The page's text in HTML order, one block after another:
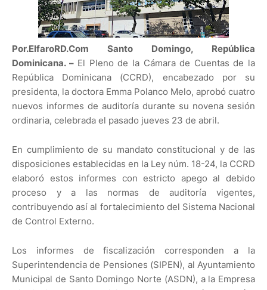
Por.ElfaroRD.Com Santo Domingo, República
Dominicana. –El Pleno de la Cámara de Cuentas de la
República Dominicana (CCRD), encabezado por su
presidenta, la doctora Emma Polanco Melo, aprobó cuatro
nuevos informes de auditoría durante su novena sesión
ordinaria, celebrada el pasado jueves 23 de abril.
En cumplimiento de su mandato constitucional y de las
disposiciones establecidas en la Ley núm. 18-24, la CCRD
elaboró estos informes con estricto apego al debido
proceso y a las normas de auditoría vigentes,
contribuyendo así al fortalecimiento del Sistema Nacional
de Control Externo.
Los informes de fiscalización corresponden a la
Superintendencia de Pensiones (SIPEN), al Ayuntamiento
Municipal de Santo Domingo Norte (ASDN), a la Empresa